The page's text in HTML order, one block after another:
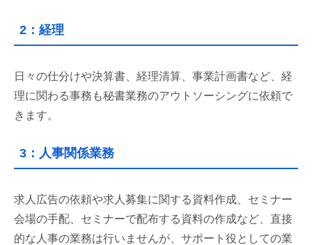
2：経理
日々の仕分けや決算書、経理清算、事業計画書など、経
理に関わる事務も秘書業務のアウトソーシングに依頼で
きます。
3：人事関係業務
求人広告の依頼や求人募集に関する資料作成、セミナー
会場の手配、セミナーで配布する資料の作成など、直接
的な人事の業務は行いませんが、サポート役としての業